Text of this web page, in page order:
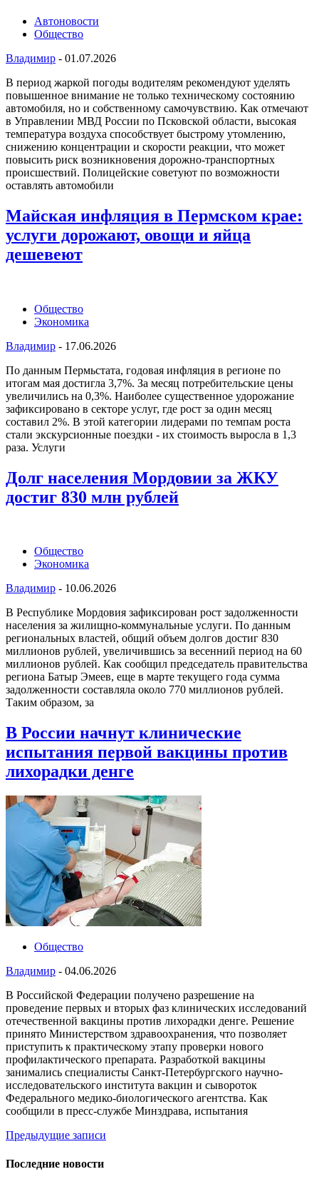
Автоновости
Общество
Владимир - 01.07.2026
В период жаркой погоды водителям рекомендуют уделять
повышенное внимание не только техническому состоянию
автомобиля, но и собственному самочувствию. Как отмечают
в Управлении МВД России по Псковской области, высокая
температура воздуха способствует быстрому утомлению,
снижению концентрации и скорости реакции, что может
повысить риск возникновения дорожно-транспортных
происшествий. Полицейские советуют по возможности
оставлять автомобили
Майская инфляция в Пермском крае:
услуги дорожают, овощи и яйца
дешевеют
Общество
Экономика
Владимир - 17.06.2026
По данным Пермьстата, годовая инфляция в регионе по
итогам мая достигла 3,7%. За месяц потребительские цены
увеличились на 0,3%. Наиболее существенное удорожание
зафиксировано в секторе услуг, где рост за один месяц
составил 2%. В этой категории лидерами по темпам роста
стали экскурсионные поездки - их стоимость выросла в 1,3
раза. Услуги
Долг населения Мордовии за ЖКУ
достиг 830 млн рублей
Общество
Экономика
Владимир - 10.06.2026
В Республике Мордовия зафиксирован рост задолженности
населения за жилищно-коммунальные услуги. По данным
региональных властей, общий объем долгов достиг 830
миллионов рублей, увеличившись за весенний период на 60
миллионов рублей. Как сообщил председатель правительства
региона Батыр Эмеев, еще в марте текущего года сумма
задолженности составляла около 770 миллионов рублей.
Таким образом, за
В России начнут клинические
испытания первой вакцины против
лихорадки денге
Общество
Владимир - 04.06.2026
В Российской Федерации получено разрешение на
проведение первых и вторых фаз клинических исследований
отечественной вакцины против лихорадки денге. Решение
принято Министерством здравоохранения, что позволяет
приступить к практическому этапу проверки нового
профилактического препарата. Разработкой вакцины
занимались специалисты Санкт-Петербургского научно-
исследовательского института вакцин и сывороток
Федерального медико-биологического агентства. Как
сообщили в пресс-службе Минздрава, испытания
Навигация
по
Предыдущие записи
Последние новости